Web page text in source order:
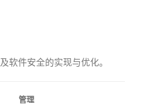
软件安全的实现与优化。
管理